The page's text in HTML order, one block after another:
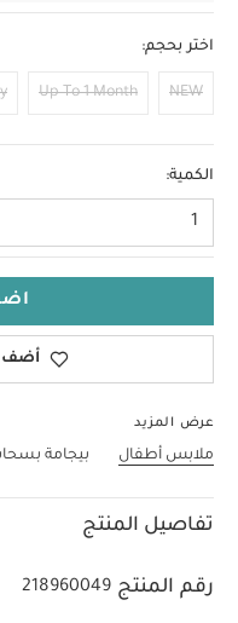
اختر بحجم:
NEW
Up To 1 Month
الكمية:
1
أضف
عرض المزيد
ملابس أطفال بيجامة
تفاصيل المنتج
رقم المنتج 218960049